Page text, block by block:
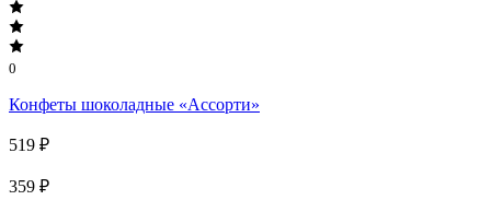
0
Конфеты шоколадные «Ассорти»
519 ₽
359 ₽